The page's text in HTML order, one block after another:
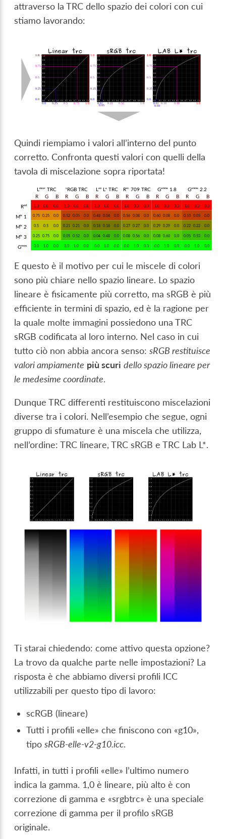
attraverso la TRC dello spazio dei colori con cui
stiamo lavorando:
Quindi riempiamo i valori all’interno del punto
corretto. Confronta questi valori con quelli della
tavola di miscelazione sopra riportata!
E questo è il motivo per cui le miscele di colori
sono più chiare nello spazio lineare. Lo spazio
lineare è fisicamente più corretto, ma sRGB è più
efficiente in termini di spazio, ed è la ragione per
la quale molte immagini possiedono una TRC
sRGB codificata al loro interno. Nel caso in cui
tutto ciò non abbia ancora senso:sRGB restituisce
valori ampiamente più scuri dello spazio lineare per
le medesime coordinate.
Dunque TRC differenti restituiscono miscelazioni
diverse tra i colori. Nell’esempio che segue, ogni
gruppo di sfumature è una miscela che utilizza,
nell’ordine: TRC lineare, TRC sRGB e TRC Lab L*.
Ti starai chiedendo: come attivo questa opzione?
La trovo da qualche parte nelle impostazioni? La
risposta è che abbiamo diversi profili ICC
utilizzabili per questo tipo di lavoro:
scRGB (lineare)
Tutti i profili «elle» che finiscono con «g10»,
tiposRGB-elle-v2-g10.icc.
Infatti, in tutti i profili «elle» l’ultimo numero
indica la gamma. 1,0 è lineare, più alto è con
correzione di gamma e «srgbtrc» è una speciale
correzione di gamma per il profilo sRGB
originale.